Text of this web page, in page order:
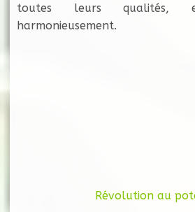
toutes leurs
harmonieusement.
Révolution au